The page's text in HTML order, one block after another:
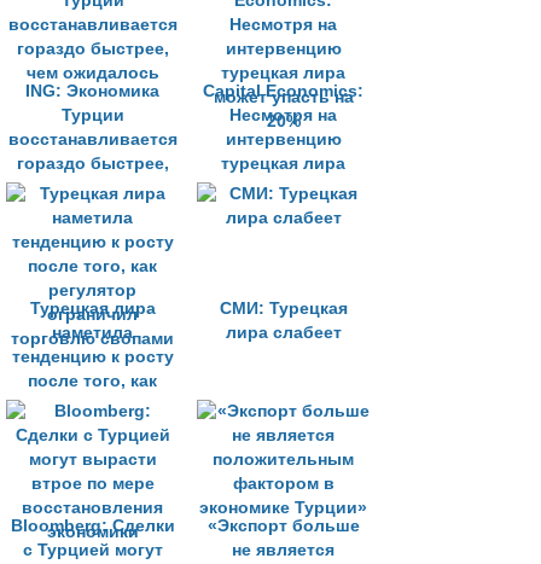
ING: Экономика
Турции
восстанавливается
гораздо быстрее,
чем ожидалось
Capital Economics:
Несмотря на
интервенцию
турецкая лира
может упасть на
20%
Турецкая лира
наметила
тенденцию к росту
после того, как
регулятор
ограничил
торговлю свопами
СМИ: Турецкая
лира слабеет
Bloomberg: Сделки
с Турцией могут
«Экспорт больше
не является